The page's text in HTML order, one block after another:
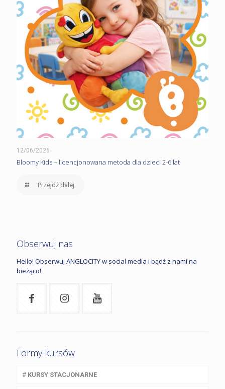
12/06/2026
Bloomy Kids – licencjonowana metoda dla dzieci 2-6 lat
Przejdź dalej
Obserwuj nas
Hello! Obserwuj ANGLOCITY w social media i bądź z nami na
bieżąco!
Formy kursów
# KURSY STACJONARNE